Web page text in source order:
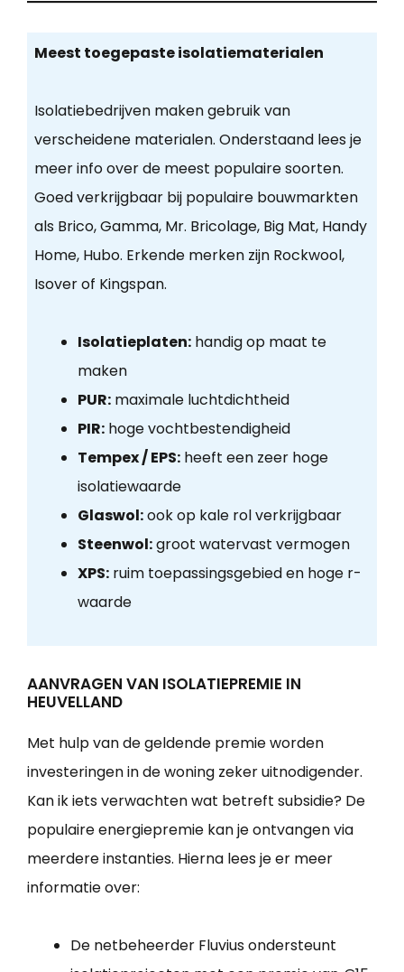
Meest toegepaste isolatiematerialen
Isolatiebedrijven maken gebruik van
verscheidene materialen. Onderstaand lees je
meer info over de meest populaire soorten.
Goed verkrijgbaar bij populaire bouwmarkten
als Brico, Gamma, Mr. Bricolage, Big Mat, Handy
Home, Hubo. Erkende merken zijn Rockwool,
Isover of Kingspan.
Isolatieplaten:handig op maat te
maken
PUR:maximale luchtdichtheid
PIR:hoge vochtbestendigheid
Tempex / EPS:heeft een zeer hoge
isolatiewaarde
Glaswol:ook op kale rol verkrijgbaar
Steenwol:groot watervast vermogen
XPS:ruim toepassingsgebied en hoge r-
waarde
AANVRAGEN VAN ISOLATIEPREMIE IN
HEUVELLAND
Met hulp van de geldende premie worden
investeringen in de woning zeker uitnodigender.
Kan ik iets verwachten wat betreft subsidie? De
populaire energiepremie kan je ontvangen via
meerdere instanties. Hierna lees je er meer
informatie over:
De netbeheerder Fluvius ondersteunt